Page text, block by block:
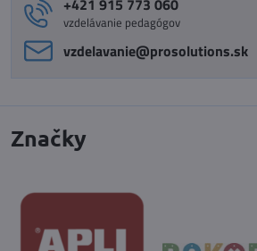
+421 915 773 060
vzdelávanie pedagógov
vzdelavanie​@prosolutions​.sk
Značky